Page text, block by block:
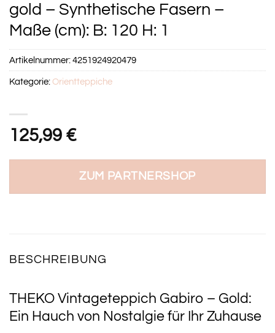
gold – Synthetische Fasern –
Maße (cm): B: 120 H: 1
125,99 €
ZUM PARTNERSHOP
Artikelnummer:4251924920479
Kategorie:Orientteppiche
BESCHREIBUNG
THEKO Vintageteppich Gabiro – Gold:
Ein Hauch von Nostalgie für Ihr Zuhause